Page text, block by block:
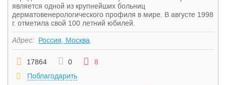
является одной из крупнейших больниц
дерматовенерологического профиля в мире. В августе 1998
г. отметила свой 100 летний юбилей.
Адрес: Россия, Москва
17864 0
8
Поблагодарить